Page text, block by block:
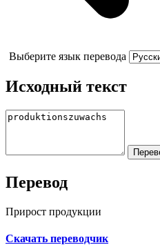
Выберите язык перевода
Исходный текст
Перевод
Прирост продукции
Скачать переводчик